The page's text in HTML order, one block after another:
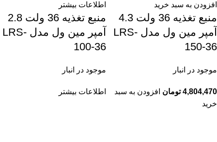
افزودن به سبد خرید
منبع تغذیه 36 ولت 4.3
آمپر مین ول مدل LRS-
150-36
موجود در انبار
4,804,470 تومان افزودن به سبد
خرید
اطلاعات بیشتر
منبع تغذیه 36 ولت 2.8
آمپر مین ول مدل LRS-
100-36
موجود در انبار
اطلاعات بیشتر